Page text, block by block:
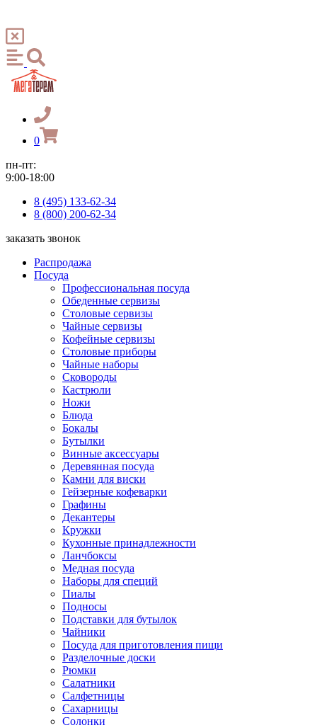
0
пн-пт:
9:00-18:00
8 (495) 133-62-34
8 (800) 200-62-34
заказать звонок
Распродажа
Посуда
Профессиональная посуда
Обеденные сервизы
Столовые сервизы
Чайные сервизы
Кофейные сервизы
Столовые приборы
Чайные наборы
Сковороды
Кастрюли
Ножи
Блюда
Бокалы
Бутылки
Винные аксессуары
Деревянная посуда
Камни для виски
Гейзерные кофеварки
Графины
Декантеры
Кружки
Кухонные принадлежности
Ланчбоксы
Медная посуда
Наборы для специй
Пиалы
Подносы
Подставки для бутылок
Чайники
Посуда для приготовления пищи
Разделочные доски
Рюмки
Салатники
Салфетницы
Сахарницы
Солонки